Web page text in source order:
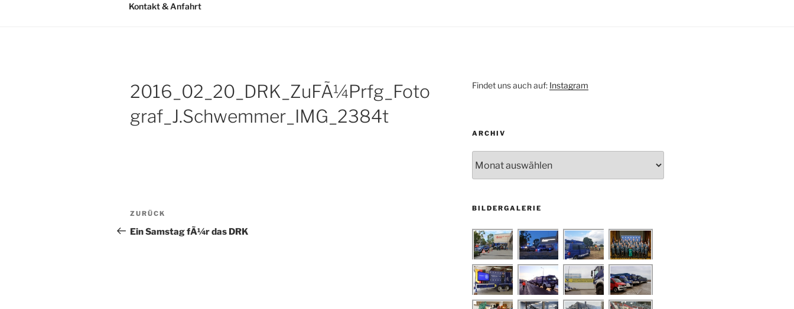
Kontakt & Anfahrt
2016_02_20_DRK_ZuFÃ¼Prfg_Foto
graf_J.Schwemmer_IMG_2384t
Beitragsnavigation
Vorheriger
Beitrag
ZURÜCK
Ein Samstag fÃ¼r das DRK
Findet uns auch auf: Instagram
ARCHIV
BILDERGALERIE